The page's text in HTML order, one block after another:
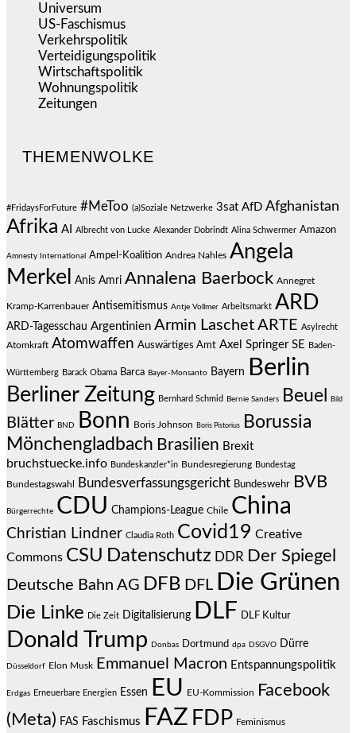
Universum
US-Faschismus
Verkehrspolitik
Verteidigungspolitik
Wirtschaftspolitik
Wohnungspolitik
Zeitungen
THEMENWOLKE
#FridaysForFuture #MeToo (a)Soziale Netzwerke 3sat AfD Afghanistan
Afrika AI Albrecht von Lucke Alexander Dobrindt Alina Schwermer Amazon
Amnesty International Ampel-Koalition Andrea Nahles Angela
Merkel
Anis Amri Annalena Baerbock Annegret
Kramp-Karrenbauer Antisemitismus Antje Vollmer Arbeitsmarkt ARD
ARD-Tagesschau Argentinien Armin Laschet ARTE Asylrecht
Atomkraft Atomwaffen Auswärtiges Amt Axel Springer SE Baden-
Württemberg Barack Obama Barca Bayer-Monsanto Bayern Berlin
Berliner Zeitung Bernhard Schmid Bernie Sanders Beuel Bild
Blätter BND Bonn Boris Johnson Boris Pistorius
Borussia
Mönchengladbach Brasilien Brexit
bruchstuecke.info Bundeskanzler*in Bundesregierung Bundestag
Bundestagswahl Bundesverfassungsgericht Bundeswehr BVB
Bürgerrechte CDU Champions-League Chile China
Christian Lindner Claudia Roth Covid19 Creative
Commons CSU Datenschutz DDR Der Spiegel
Deutsche Bahn AG DFB DFL Die Grünen
Die Linke Die Zeit Digitalisierung DLF DLF Kultur
Donald Trump Donbas Dortmund dpa DSGVO Dürre
Düsseldorf Elon Musk Emmanuel Macron Entspannungspolitik
Erdgas Erneuerbare Energien Essen EU EU-Kommission Facebook
(Meta) FAS Faschismus FAZ FDP Feminismus